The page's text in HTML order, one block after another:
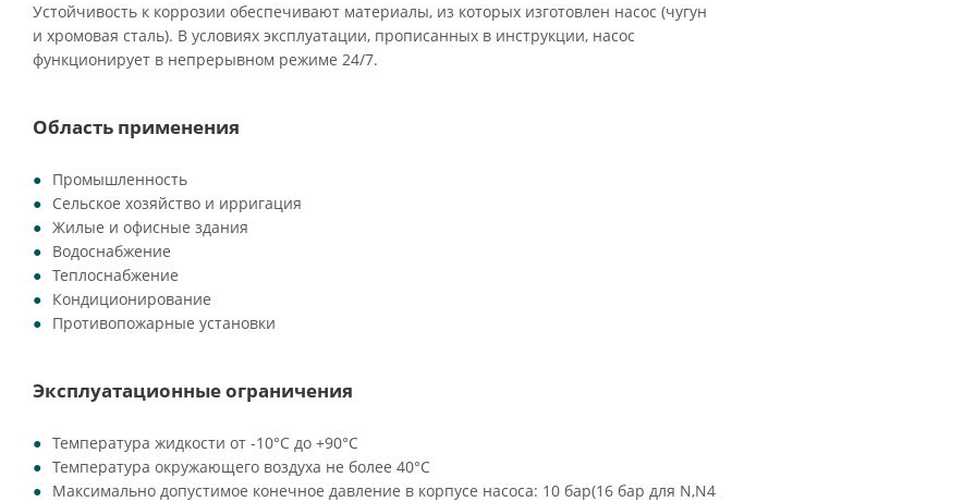
Устойчивость к коррозии обеспечивают материалы, из которых изготовлен насос (чугун
и хромовая сталь). В условиях эксплуатации, прописанных в инструкции, насос
функционирует в непрерывном режиме 24/7.
Область применения
Промышленность
Сельское хозяйство и ирригация
Жилые и офисные здания
Водоснабжение
Теплоснабжение
Кондиционирование
Противопожарные установки
Эксплуатационные ограничения
Температура жидкости от -10°C до +90°C
Температура окружающего воздуха не более 40°C
Максимально допустимое конечное давление в корпусе насоса: 10 бар(16 бар для N,N4